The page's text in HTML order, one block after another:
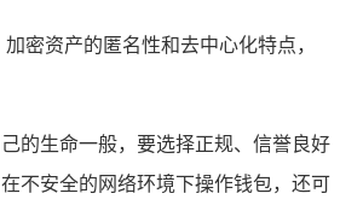
密资产的匿名性和去中心化特点，
的生命一般，要选择正规、信誉良好
不安全的网络环境下操作钱包，还可